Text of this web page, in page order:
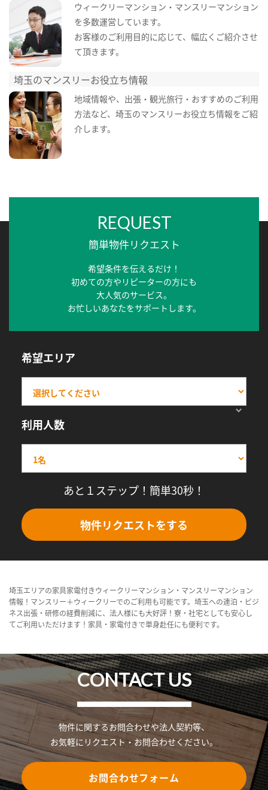
ウィークリーマンション・マンスリーマンション
を多数運営しています。
お客様のご利用目的に応じて、幅広くご紹介させ
て頂きます。
埼玉のマンスリーお役立ち情報
地域情報や、出張・観光旅行・おすすめのご利用
方法など、埼玉のマンスリーお役立ち情報をご紹
介します。
REQUEST
簡単物件リクエスト
希望条件を伝えるだけ！
初めての方やリピーターの方にも
大人気のサービス。
お忙しいあなたをサポートします。
希望エリア
利用人数
あと１ステップ！簡単30秒！
物件リクエストをする
埼玉エリアの家具家電付きウィークリーマンション・マンスリーマンション
情報！マンスリー＋ウィークリーでのご利用も可能です。埼玉への連泊・ビジ
ネス出張・研修の経費削減に、法人様にも大好評！寮・社宅としても安心し
てご利用いただけます！家具・家電付きで単身赴任にも便利です。
CONTACT US
物件に関するお問合わせや法人契約等、
お気軽にリクエスト・お問合わせください。
お問合わせフォーム